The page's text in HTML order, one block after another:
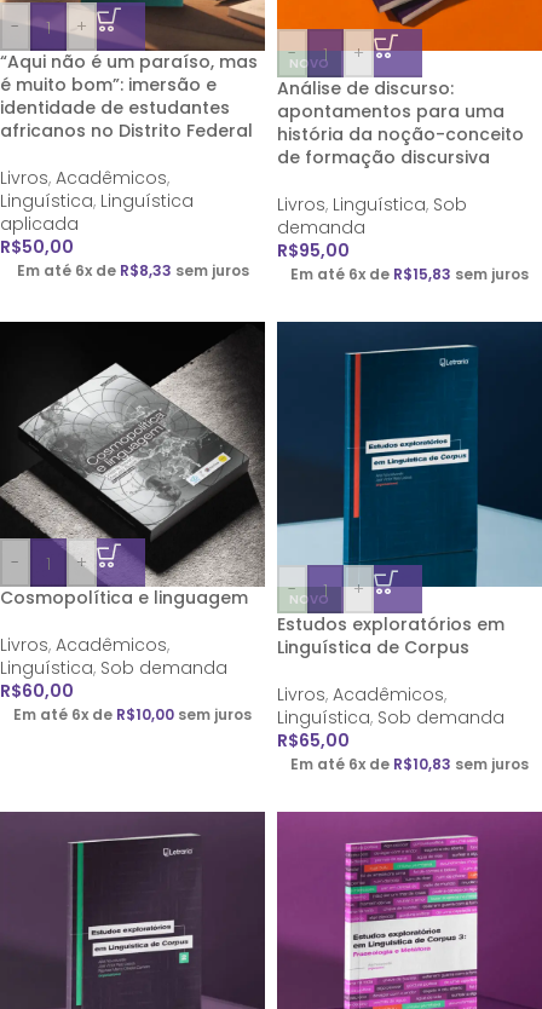
-
+
“Aqui não é um paraíso, mas
é muito bom”: imersão e
identidade de estudantes
africanos no Distrito Federal
Livros, Acadêmicos,
Linguística, Linguística
aplicada
R$50,00
Em até 6x de R$8,33 sem juros
NOVO
-
+
Análise de discurso:
apontamentos para uma
história da noção-conceito
de formação discursiva
Livros, Linguística, Sob
demanda
R$95,00
Em até 6x de R$15,83 sem juros
-
+
Cosmopolítica e linguagem
Livros, Acadêmicos,
Linguística, Sob demanda
R$60,00
Em até 6x de R$10,00 sem juros
NOVO
-
+
Estudos exploratórios em
Linguística de Corpus
Livros, Acadêmicos,
Linguística, Sob demanda
R$65,00
Em até 6x de R$10,83 sem juros